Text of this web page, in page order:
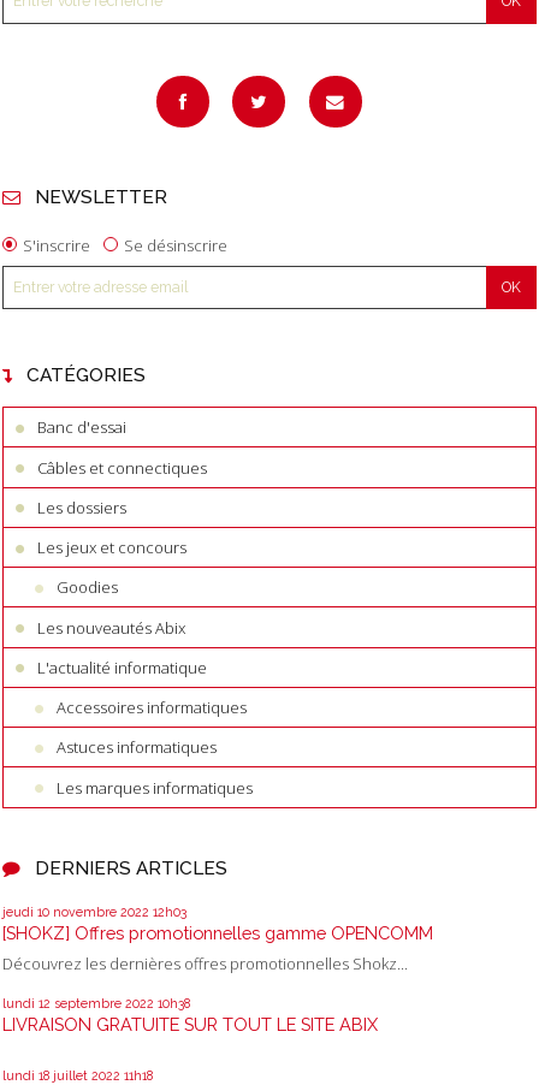
NEWSLETTER
S'inscrire Se désinscrire
CATÉGORIES
Banc d'essai
Câbles et connectiques
Les dossiers
Les jeux et concours
Goodies
Les nouveautés Abix
L'actualité informatique
Accessoires informatiques
Astuces informatiques
Les marques informatiques
DERNIERS ARTICLES
jeudi 10 novembre 2022 12h03
[SHOKZ] Offres promotionnelles gamme OPENCOMM
Découvrez les dernières offres promotionnelles Shokz...
lundi 12 septembre 2022 10h38
LIVRAISON GRATUITE SUR TOUT LE SITE ABIX
lundi 18 juillet 2022 11h18